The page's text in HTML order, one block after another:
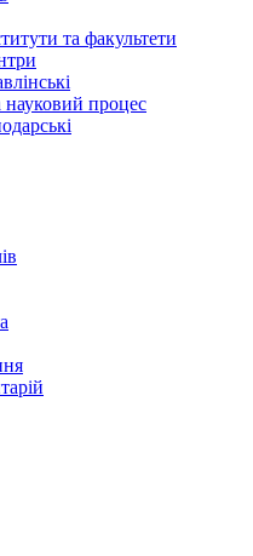
та факультети
науковий процес